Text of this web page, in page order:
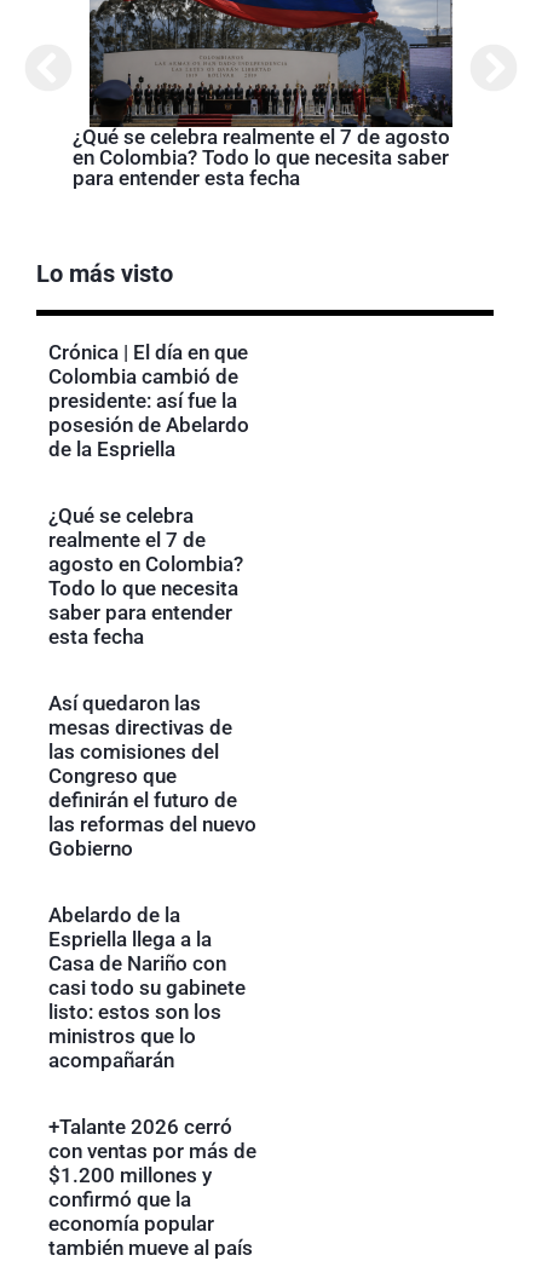
¿Qué se celebra realmente el 7 de agosto
en Colombia? Todo lo que necesita saber
para entender esta fecha
Lo más visto
Crónica | El día en que
Colombia cambió de
presidente: así fue la
posesión de Abelardo
de la Espriella
¿Qué se celebra
realmente el 7 de
agosto en Colombia?
Todo lo que necesita
saber para entender
esta fecha
Así quedaron las
mesas directivas de
las comisiones del
Congreso que
definirán el futuro de
las reformas del nuevo
Gobierno
Abelardo de la
Espriella llega a la
Casa de Nariño con
casi todo su gabinete
listo: estos son los
ministros que lo
acompañarán
+Talante 2026 cerró
con ventas por más de
$1.200 millones y
confirmó que la
economía popular
también mueve al país